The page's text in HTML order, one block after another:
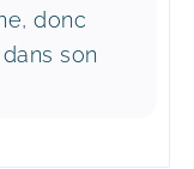
donc
son